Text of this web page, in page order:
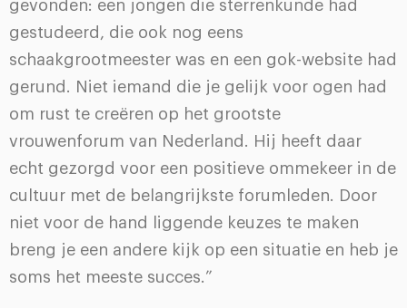
gevonden: een jongen die sterrenkunde had
gestudeerd, die ook nog eens
schaakgrootmeester was en een gok-website had
gerund. Niet iemand die je gelijk voor ogen had
om rust te creëren op het grootste
vrouwenforum van Nederland. Hij heeft daar
echt gezorgd voor een positieve ommekeer in de
cultuur met de belangrijkste forumleden. Door
niet voor de hand liggende keuzes te maken
breng je een andere kijk op een situatie en heb je
soms het meeste succes.”